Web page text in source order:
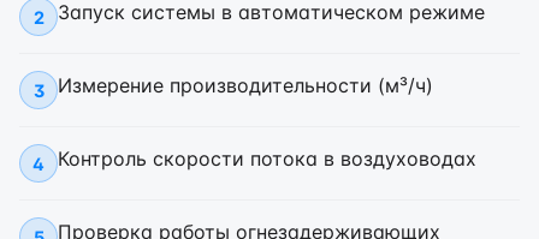
2 Запуск системы в автоматическом режиме
3 Измерение производительности (м³/ч)
4 Контроль скорости потока в воздуховодах
Проверка работы огнезадерживающих